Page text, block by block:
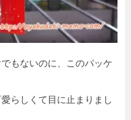
もないのに、このパッケ
らしくて目に止まりまし